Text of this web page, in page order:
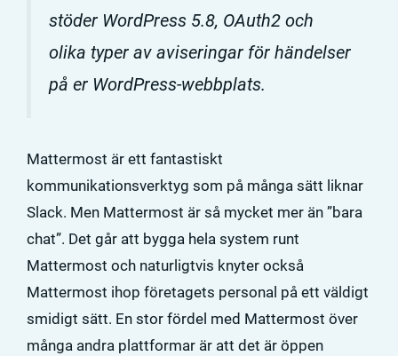
stöder WordPress 5.8, OAuth2 och
olika typer av aviseringar för händelser
på er WordPress-webbplats.
Mattermost är ett fantastiskt
kommunikationsverktyg som på många sätt liknar
Slack. Men Mattermost är så mycket mer än ”bara
chat”. Det går att bygga hela system runt
Mattermost och naturligtvis knyter också
Mattermost ihop företagets personal på ett väldigt
smidigt sätt. En stor fördel med Mattermost över
många andra plattformar är att det är öppen